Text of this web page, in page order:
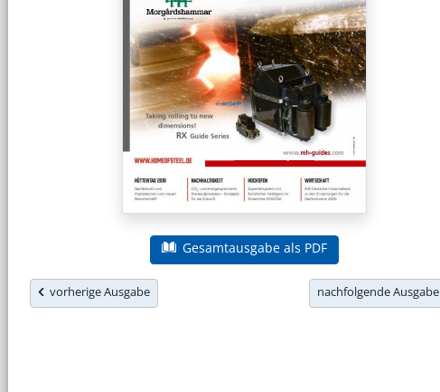
Gesamtausgabe als PDF
vorherige Ausgabe nachfolgende Ausgabe